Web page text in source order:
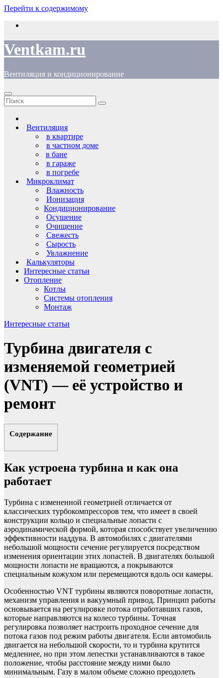
Перейти к содержимому
Ventkam.ru
Вентиляция и кондиционирование
Вентиляция
в квартире
в частном доме
в бане
в гараже
в погребе
Микроклимат
Влажность
Ионизация
Кондиционирование
Осушение
Очищение
Свежесть
Сырость
Увлажнение
Калькуляторы
Интересные статьи
Отопление
Котлы
Системы отопления
Монтаж
Интересные статьи
Турбина двигателя с
изменяемой геометрией
(VNT) — её устройство и
ремонт
Содержание
Как устроена турбина и как она
работает
Турбина с измененной геометрией отличается от
классических турбокомпрессоров тем, что имеет в своей
конструкции кольцо и специальные лопасти с
аэродинамической формой, которая способствует увеличению
эффективности наддува. В автомобилях с двигателями
небольшой мощности сечение регулируется посредством
изменения ориентации этих лопастей. В двигателях большой
мощности лопасти не вращаются, а покрываются
специальным кожухом или перемещаются вдоль оси камеры.
Особенностью VNT турбины являются поворотные лопасти,
механизм управления и вакуумный привод. Принцип работы
основывается на регулировке потока отработавших газов,
которые направляются на колесо турбины. Точная
регулировка позволяет настроить проходное сечение для
потока газов под режим работы двигателя. Если автомобиль
двигается на небольшой скорости, то и турбина крутится
медленнее, но при этом лепестки устанавливаются в такое
положение, чтобы расстояние между ними было
минимальным. Газу в малом объеме сложно преодолеть